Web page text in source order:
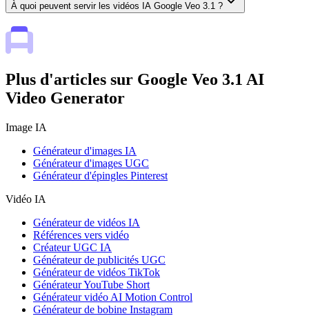
À quoi peuvent servir les vidéos IA Google Veo 3.1 ?
Plus d'articles sur Google Veo 3.1 AI
Video Generator
Image IA
Générateur d'images IA
Générateur d'images UGC
Générateur d'épingles Pinterest
Vidéo IA
Générateur de vidéos IA
Références vers vidéo
Créateur UGC IA
Générateur de publicités UGC
Générateur de vidéos TikTok
Générateur YouTube Short
Générateur vidéo AI Motion Control
Générateur de bobine Instagram